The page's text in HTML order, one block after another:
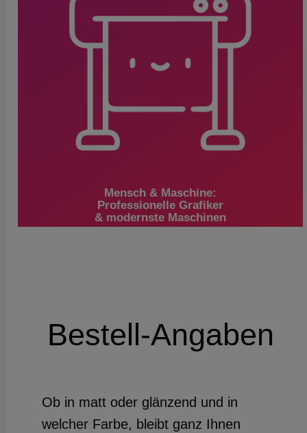
Mensch & Maschine:
Professionelle Grafiker
& modernste Maschinen
Bestell-Angaben
Ob in matt oder glänzend und in
welcher Farbe, bleibt ganz Ihnen